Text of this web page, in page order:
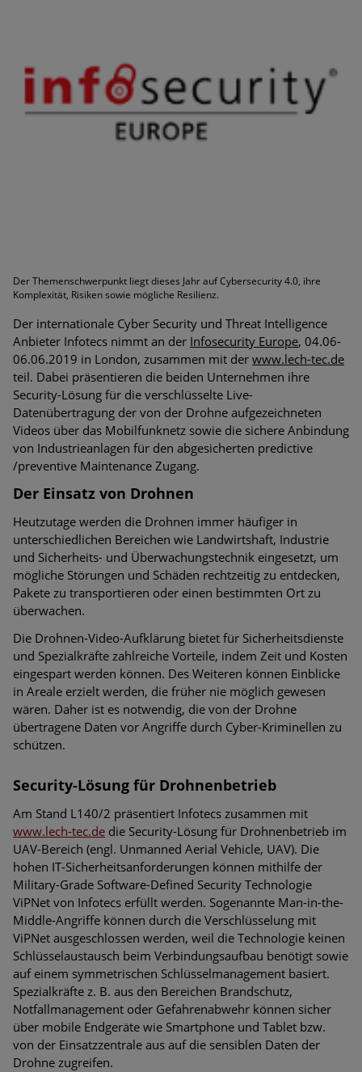
Unternehmen dürfen Bedrohungspotential nicht
unterschätzen
Weiterentwicklung der HTTP-basierten Cyberangriffe lässt
Experten vor Tsunami bei Web-DDoS-Angriffen warnen
Fake-Unternehmensprofile auf LinkedIn: Unternehmen und
Nutzer im Visier der Datendiebe
Cyber Experience Center in Augsburg
Der Themenschwerpunkt liegt dieses Jahr auf Cybersecurity 4.0, ihre
Komplexität, Risiken sowie mögliche Resilienz.
Der internationale Cyber Security und Threat Intelligence
Anbieter Infotecs nimmt an der Infosecurity Europe, 04.06-
06.06.2019 in London, zusammen mit der www.lech-tec.de
teil. Dabei präsentieren die beiden Unternehmen ihre
Security-Lösung für die verschlüsselte Live-
Datenübertragung der von der Drohne aufgezeichneten
Videos über das Mobilfunknetz sowie die sichere Anbindung
von Industrieanlagen für den abgesicherten predictive
/preventive Maintenance Zugang.
Der Einsatz von Drohnen
Heutzutage werden die Drohnen immer häufiger in
unterschiedlichen Bereichen wie Landwirtshaft, Industrie
und Sicherheits- und Überwachungstechnik eingesetzt, um
mögliche Störungen und Schäden rechtzeitig zu entdecken,
Pakete zu transportieren oder einen bestimmten Ort zu
überwachen.
Die Drohnen-Video-Aufklärung bietet für Sicherheitsdienste
und Spezialkräfte zahlreiche Vorteile, indem Zeit und Kosten
eingespart werden können. Des Weiteren können Einblicke
in Areale erzielt werden, die früher nie möglich gewesen
wären. Daher ist es notwendig, die von der Drohne
übertragene Daten vor Angriffe durch Cyber-Kriminellen zu
schützen.
Security-Lösung für Drohnenbetrieb
Am Stand L140/2 präsentiert Infotecs zusammen mit
www.lech-tec.de die Security-Lösung für Drohnenbetrieb im
UAV-Bereich (engl. Unmanned Aerial Vehicle, UAV). Die
hohen IT-Sicherheitsanforderungen können mithilfe der
Military-Grade Software-Defined Security Technologie
ViPNet von Infotecs erfüllt werden. Sogenannte Man-in-the-
Middle-Angriffe können durch die Verschlüsselung mit
ViPNet ausgeschlossen werden, weil die Technologie keinen
Schlüsselaustausch beim Verbindungsaufbau benötigt sowie
auf einem symmetrischen Schlüsselmanagement basiert.
Spezialkräfte z. B. aus den Bereichen Brandschutz,
Notfallmanagement oder Gefahrenabwehr können sicher
über mobile Endgeräte wie Smartphone und Tablet bzw.
von der Einsatzzentrale aus auf die sensiblen Daten der
Drohne zugreifen.